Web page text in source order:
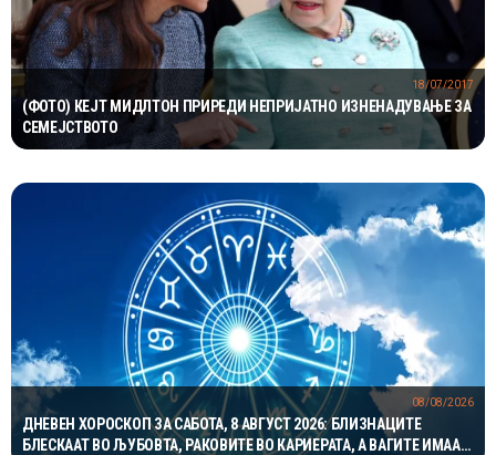
(ФОТО) КЕЈТ МИДЛТОН ПРИРЕДИ НЕПРИЈАТНО ИЗНЕНАДУВАЊЕ ЗА
СЕМЕЈСТВОТО
18/07/2017
ДНЕВЕН ХОРОСКОП ЗА САБОТА, 8 АВГУСТ 2026: БЛИЗНАЦИТЕ
БЛЕСКААТ ВО ЉУБОВТА, РАКОВИТЕ ВО КАРИЕРАТА, А ВАГИТЕ ИМААТ
08/08/2026